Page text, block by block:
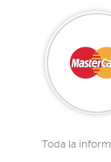
Toda la